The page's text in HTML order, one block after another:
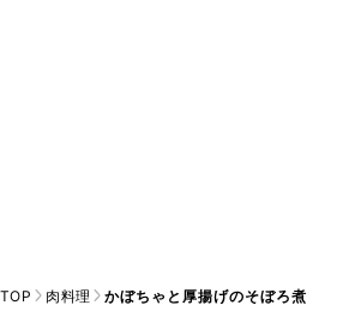
TOP 肉料理 かぼちゃと厚揚げのそぼろ煮